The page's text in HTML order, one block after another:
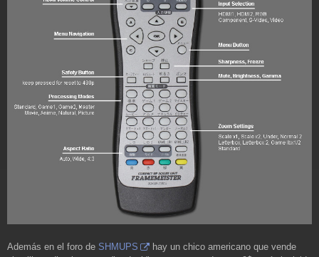
Además en el foro de SHMUPS
hay un chico americano que vende